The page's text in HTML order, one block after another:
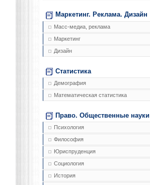
Маркетинг. Реклама. Дизайн
Масс-медиа, реклама
Маркетинг
Дизайн
Статистика
Демография
Математическая статистика
Право. Общественные науки
Психология
Философия
Юриспруденция
Социология
История